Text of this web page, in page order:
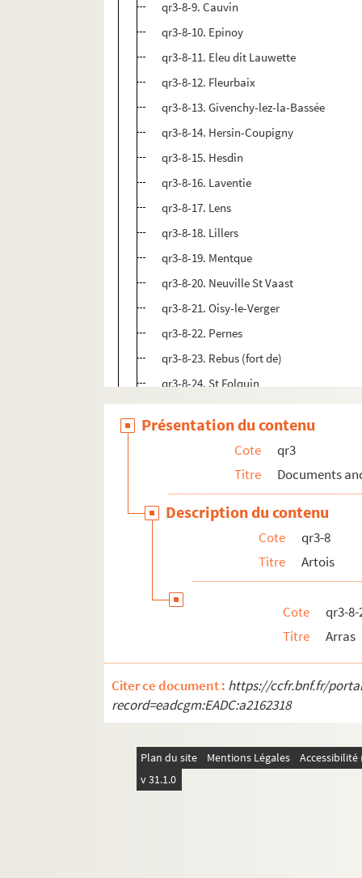
qr3-8-9. Cauvin
qr3-8-10. Epinoy
qr3-8-11. Eleu dit Lauwette
qr3-8-12. Fleurbaix
qr3-8-13. Givenchy-lez-la-Bassée
qr3-8-14. Hersin-Coupigny
qr3-8-15. Hesdin
qr3-8-16. Laventie
qr3-8-17. Lens
qr3-8-18. Lillers
qr3-8-19. Mentque
qr3-8-20. Neuville St Vaast
qr3-8-21. Oisy-le-Verger
qr3-8-22. Pernes
qr3-8-23. Rebus (fort de)
qr3-8-24. St Folquin
qr3-8-25. St Omer
qr3-8-26. St-Pol
qr3-8-28. Wancourt
qr3-8-29. Wimereux
qr3-11. Documents généraux - Pièces
qr3-12. Placards - Manuscrits
qr7. Documents recueillis par M. Martin
qr7-bis. Cartes des 17e et 18e siècles
qr8. I à IX - Mémoires imprimées
qr9. Documents divers
qr11. Factum issus du Don rombaut
qr12. Menus
qr4. Documents anciens : Arrondissement de
Présentation du contenu
Cote
qr3
Titre
Documents
Description du contenu
Cote
qr3-8
Titre
Artois
Cote
qr3-8-
Titre
Arras
Citer ce document : https://ccfr.bnf.fr/
record=eadcgm:EADC:a2162318
Plan du site Mentions Légales
v 31.1.0